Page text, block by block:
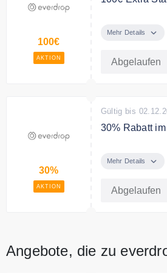
100€
AKTION
die erste
nächsten 3
Mehr Details
Abgelaufen
30%
AKTION
Gültig bis
30% Rabatt
Black Friday
Mehr Details
Abgelaufen
Angebote, die zu